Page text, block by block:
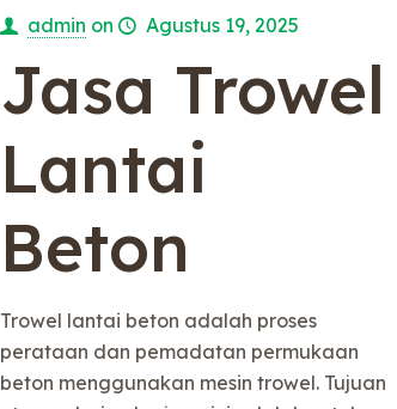
admin on Agustus 19, 2025
Jasa Trowel
Lantai
Beton
Trowel lantai beton adalah proses
perataan dan pemadatan permukaan
beton menggunakan mesin trowel. Tujuan